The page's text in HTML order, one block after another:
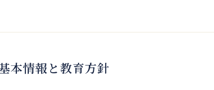
本情報と教育方針